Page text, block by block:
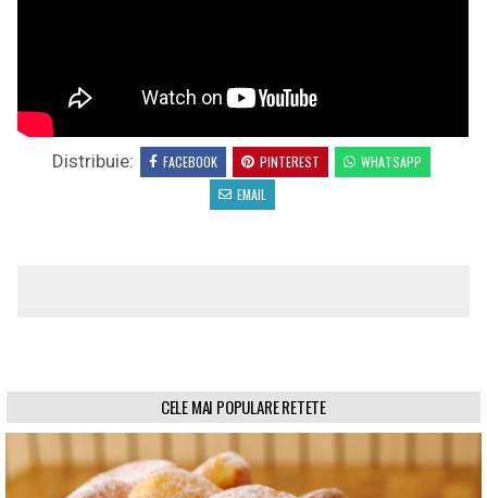
Distribuie: FACEBOOK PINTEREST
WHATSAPP
EMAIL
CELE MAI POPULARE RETETE